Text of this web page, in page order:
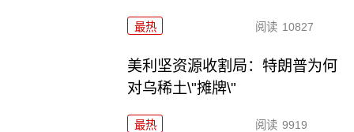
最热 阅读 10827
美利坚资源收割局：特朗普为何
对乌稀土\"摊牌\"
最热 阅读 9919